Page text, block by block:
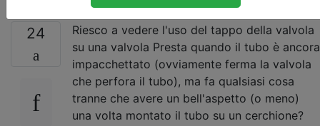
24
Riesco a vedere l'uso del tappo della valvola
su una valvola Presta quando il tubo è ancora
impacchettato (ovviamente ferma la valvola
che perfora il tubo), ma fa qualsiasi cosa
tranne che avere un bell'aspetto (o meno)
una volta montato il tubo su un cerchione?